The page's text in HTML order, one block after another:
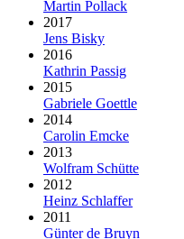
Martin Pollack
2017
Jens Bisky
2016
Kathrin Passig
2015
Gabriele Goettle
2014
Carolin Emcke
2013
Wolfram Schütte
2012
Heinz Schlaffer
2011
Günter de Bruyn